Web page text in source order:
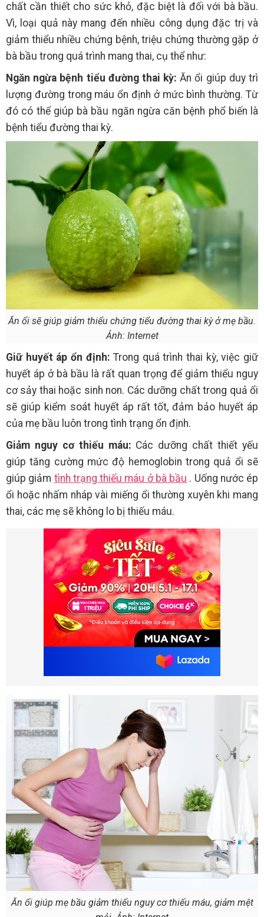
chất cần thiết cho sức khỏ, đặc biệt là đối với bà bầu.
Vì, loại quả này mang đến nhiều công dụng đặc trị và
giảm thiểu nhiều chứng bệnh, triệu chứng thường gặp ở
bà bầu trong quá trình mang thai, cụ thể như:
Ngăn ngừa bệnh tiểu đường thai kỳ: Ăn ổi giúp duy trì
lượng đường trong máu ổn định ở mức bình thường. Từ
đó có thể giúp bà bầu ngăn ngừa căn bệnh phổ biến là
bệnh tiểu đường thai kỳ.
Ăn ổi sẽ giúp giảm thiểu chứng tiểu đường thai kỳ ở mẹ bầu.
Ảnh: Internet
Giữ huyết áp ổn định: Trong quá trình thai kỳ, việc giữ
huyết áp ở bà bầu là rất quan trọng để giảm thiểu nguy
cơ sảy thai hoặc sinh non. Các dưỡng chất trong quả ổi
sẽ giúp kiểm soát huyết áp rất tốt, đảm bảo huyết áp
của mẹ bầu luôn trong tình trạng ổn định.
Giảm nguy cơ thiếu máu: Các dưỡng chất thiết yếu
giúp tăng cường mức độ hemoglobin trong quả ổi sẽ
giúp giảm tình trạng thiếu máu ở bà bầu . Uống nước ép
ổi hoặc nhấm nháp vài miếng ổi thường xuyên khi mang
thai, các mẹ sẽ không lo bị thiếu máu.
Ăn ổi giúp mẹ bầu giảm thiểu nguy cơ thiếu máu, giảm mệt